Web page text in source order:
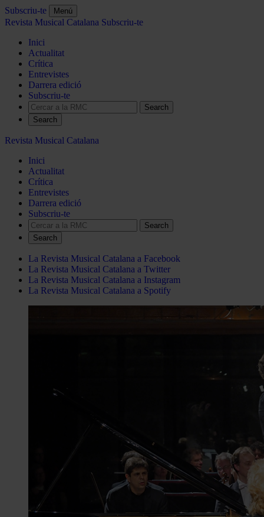
Subscriu-te Menú
Revista Musical Catalana Subscriu-te
Inici
Actualitat
Crítica
Entrevistes
Darrera edició
Subscriu-te
Search
Revista Musical Catalana
Inici
Actualitat
Crítica
Entrevistes
Darrera edició
Subscriu-te
Search
La Revista Musical Catalana a Facebook
La Revista Musical Catalana a Twitter
La Revista Musical Catalana a Instagram
La Revista Musical Catalana a Spotify